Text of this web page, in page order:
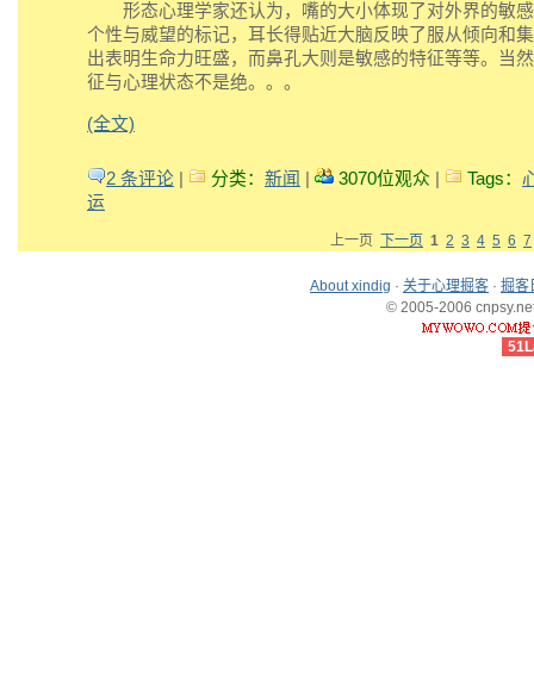
形态心理学家还认为，嘴的大小体现了对外界的敏感
个性与威望的标记，耳长得贴近大脑反映了服从倾向和
出表明生命力旺盛，而鼻孔大则是敏感的特征等等。当
征与心理状态不是绝。。。
(全文)
2 条评论 分类： 新闻 3070位观众 Tags：
运
上一页 下一页 1 2 3 4 5 6 7
About xindig · 关于心理掘客 · 掘客
© 2005-2006